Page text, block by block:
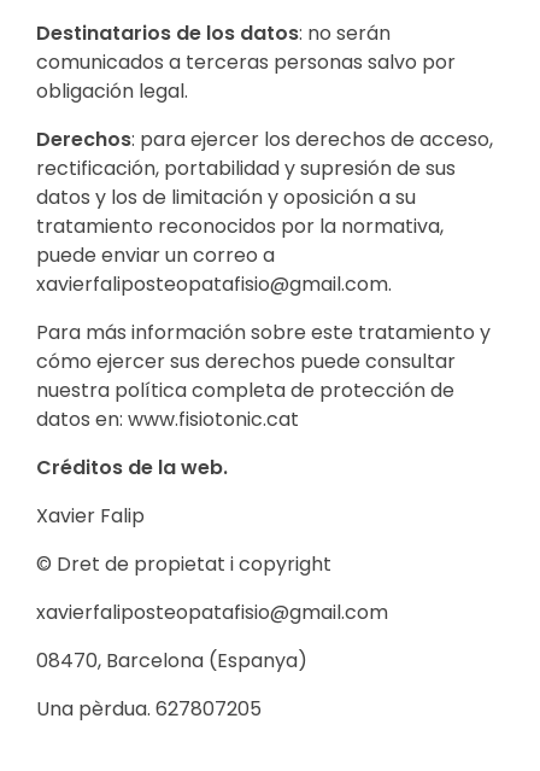
Destinatarios de los datos: no serán
comunicados a terceras personas salvo por
obligación legal.
Derechos: para ejercer los derechos de acceso,
rectificación, portabilidad y supresión de sus
datos y los de limitación y oposición a su
tratamiento reconocidos por la normativa,
puede enviar un correo a
xavierfaliposteopatafisio@gmail.com.
Para más información sobre este tratamiento y
cómo ejercer sus derechos puede consultar
nuestra política completa de protección de
datos en: www.fisiotonic.cat
Créditos de la web.
Xavier Falip
© Dret de propietat i copyright
xavierfaliposteopatafisio@gmail.com
08470, Barcelona (Espanya)
Una pèrdua. 627807205